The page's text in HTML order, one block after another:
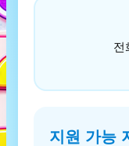
전
지원 가능